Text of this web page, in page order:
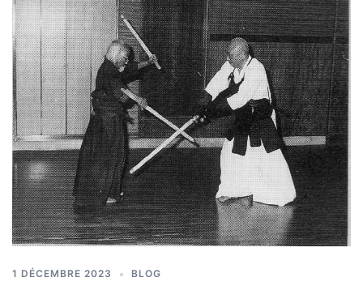
1 DÉCEMBRE 2023 BLOG